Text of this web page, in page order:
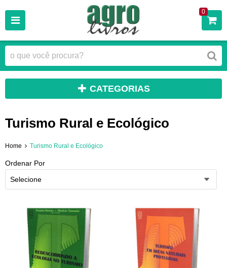
0
CATEGORIAS
Turismo Rural e Ecológico
Home Turismo Rural e Ecológico
Ordenar Por
Selecione